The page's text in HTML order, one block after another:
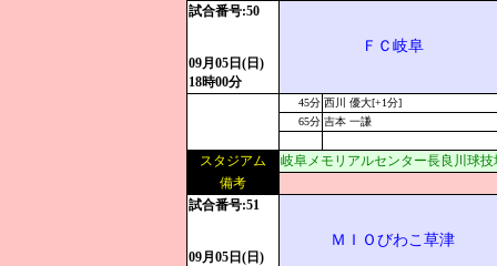
試合番号:50
09月05日(日)
18時00分
ＦＣ岐阜
45分 西川 優大[+1分]
65分 吉本 一謙
スタジアム
岐阜メモリアルセンター長良川球技
備考
試合番号:51
09月05日(日)
ＭＩＯびわこ草津